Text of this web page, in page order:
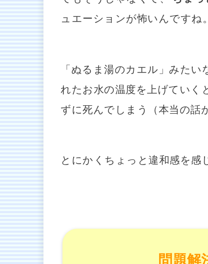
ュエーションが怖いんですね。
「ぬるま湯のカエル」みた
れたお水の温度を上げていく
ずに死んでしまう（本当の話
とにかくちょっと違和感を感
問題解